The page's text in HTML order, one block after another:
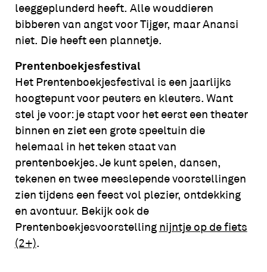
leeggeplunderd heeft. Alle wouddieren
bibberen van angst voor Tijger, maar Anansi
niet. Die heeft een plannetje.
Prentenboekjesfestival
Het Prentenboekjesfestival is een jaarlijks
hoogtepunt voor peuters en kleuters. Want
stel je voor: je stapt voor het eerst een theater
binnen en ziet een grote speeltuin die
helemaal in het teken staat van
prentenboekjes. Je kunt spelen, dansen,
tekenen en twee meeslepende voorstellingen
zien tijdens een feest vol plezier, ontdekking
en avontuur. Bekijk ook de
Prentenboekjesvoorstelling nijntje op de fiets
(2+).